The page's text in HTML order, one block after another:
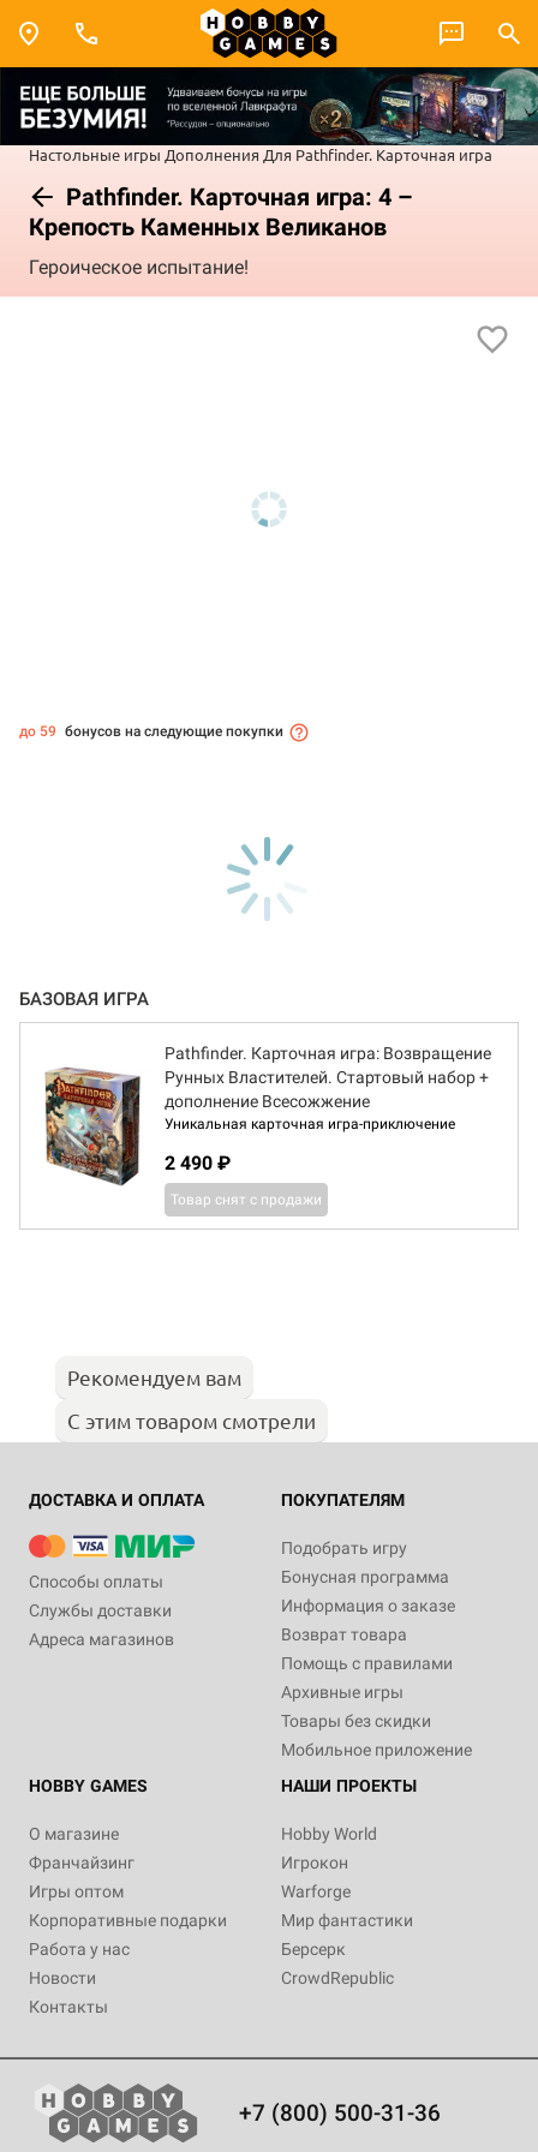
Настольные игры Дополнения Для Pathfinder. Карточная игра
Pathfinder. Карточная игра: 4 –
Крепость Каменных Великанов
Героическое испытание!
до 59 бонусов на следующие покупки
БАЗОВАЯ ИГРА
Pathfinder. Карточная игра: Возвращение
Рунных Властителей. Стартовый набор +
дополнение Всесожжение
Уникальная карточная игра-приключение
2 490 ₽
Товар снят с продажи
Рекомендуем вам
С этим товаром смотрели
ДОСТАВКА И ОПЛАТА
Способы оплаты
Службы доставки
Адреса магазинов
ПОКУПАТЕЛЯМ
Подобрать игру
Бонусная программа
Информация о заказе
Возврат товара
Помощь с правилами
Архивные игры
Товары без скидки
Мобильное приложение
HOBBY GAMES
О магазине
Франчайзинг
Игры оптом
Корпоративные подарки
Работа у нас
Новости
Контакты
НАШИ ПРОЕКТЫ
Hobby World
Игрокон
Warforge
Мир фантастики
Берсерк
CrowdRepublic
+7 (800) 500-31-36